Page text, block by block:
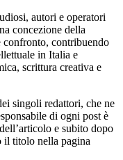
autori e operatori
concezione della
confronto, contribuendo
in Italia e
scrittura creativa e
singoli redattori, che ne
di ogni post è
e subito dopo
il titolo nella pagina